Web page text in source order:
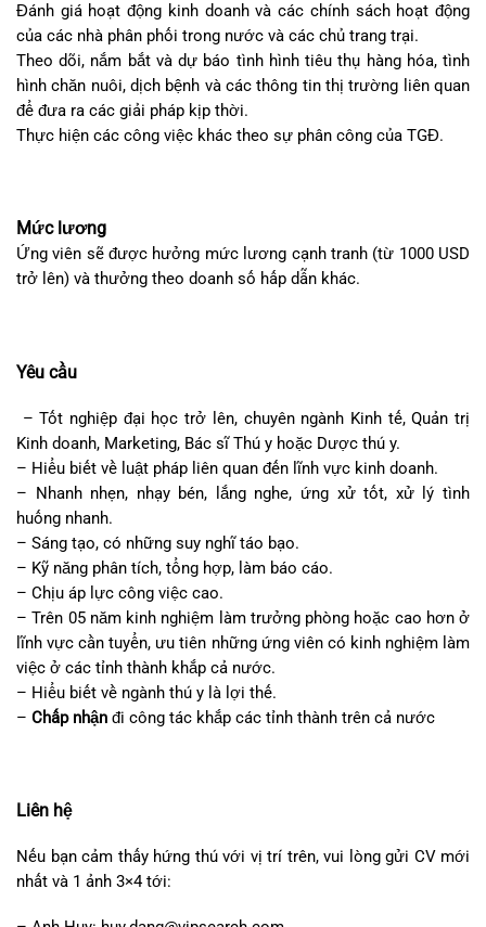
Đánh giá hoạt động kinh doanh và các chính sách hoạt động
của các nhà phân phối trong nước và các chủ trang trại.
Theo dõi, nắm bắt và dự báo tình hình tiêu thụ hàng hóa, tình
hình chăn nuôi, dịch bệnh và các thông tin thị trường liên quan
để đưa ra các giải pháp kịp thời.
Thực hiện các công việc khác theo sự phân công của TGĐ.
Mức lương
Ứng viên sẽ được hưởng mức lương cạnh tranh (từ 1000 USD
trở lên) và thưởng theo doanh số hấp dẫn khác.
Yêu cầu
– Tốt nghiệp đại học trở lên, chuyên ngành Kinh tế, Quản trị
Kinh doanh, Marketing, Bác sĩ Thú y hoặc Dược thú y.
– Hiểu biết về luật pháp liên quan đến lĩnh vực kinh doanh.
– Nhanh nhẹn, nhạy bén, lắng nghe, ứng xử tốt, xử lý tình
huống nhanh.
– Sáng tạo, có những suy nghĩ táo bạo.
– Kỹ năng phân tích, tổng hợp, làm báo cáo.
– Chịu áp lực công việc cao.
– Trên 05 năm kinh nghiệm làm trưởng phòng hoặc cao hơn ở
lĩnh vực cần tuyển, ưu tiên những ứng viên có kinh nghiệm làm
việc ở các tỉnh thành khắp cả nước.
– Hiểu biết về ngành thú y là lợi thế.
– Chấp nhận đi công tác khắp các tỉnh thành trên cả nước
Liên hệ
Nếu bạn cảm thấy hứng thú với vị trí trên, vui lòng gửi CV mới
nhất và 1 ảnh 3×4 tới: